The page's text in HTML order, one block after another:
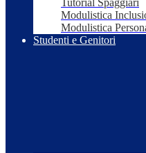
Tutorial Spaggiari
Modulistica
Modulistica
Studenti e Genitori